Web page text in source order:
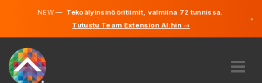
NEW —Tekoälyinsinööritiimit, valmiina 72 tunnissa.
Tutustu Team Extension AI:hin →
×
Saksa
Englanti